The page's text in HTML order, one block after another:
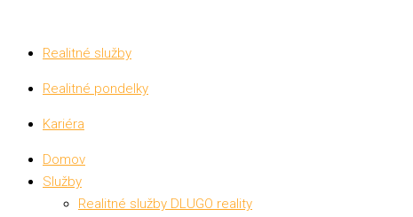
Realitné služby
Realitné pondelky
Kariéra
Domov
Služby
Realitné služby DLUGO reality